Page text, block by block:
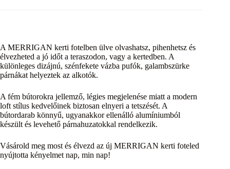
A MERRIGAN kerti fotelben ülve olvashatsz, pihenhetsz és
élvezheted a jó időt a teraszodon, vagy a kertedben. A
különleges dizájnú, szénfekete vázba pufók, galambszürke
párnákat helyeztek az alkotók.
A fém bútorokra jellemző, légies megjelenése miatt a modern
loft stílus kedvelőinek biztosan elnyeri a tetszését. A
bútordarab könnyű, ugyanakkor ellenálló alumíniumból
készült és levehető párnahuzatokkal rendelkezik.
Vásárold meg most és élvezd az új MERRIGAN kerti foteled
nyújtotta kényelmet nap, min nap!